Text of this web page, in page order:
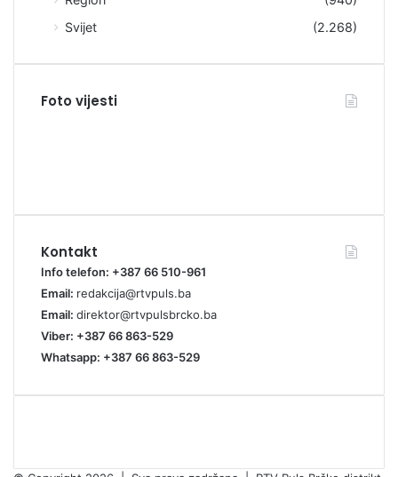
Svijet
(2.268)
Foto vijesti
Kontakt
Info telefon: +387 66 510-961
Email: redakcija@rtvpuls.ba
Email: direktor@rtvpulsbrcko.ba
Viber: +387 66 863-529
Whatsapp: +387 66 863-529